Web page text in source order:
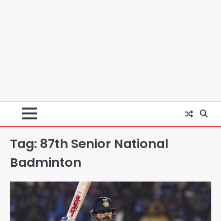
Tag: 87th Senior National
Badmintonस्वतंत्रता दिवस पर फूलप्रूफ सुरक्षा को लेकर
दिल्ली पुलिस मुख्यालय में मंथन
Team JHJ
Petrol bomb attack on Shakib